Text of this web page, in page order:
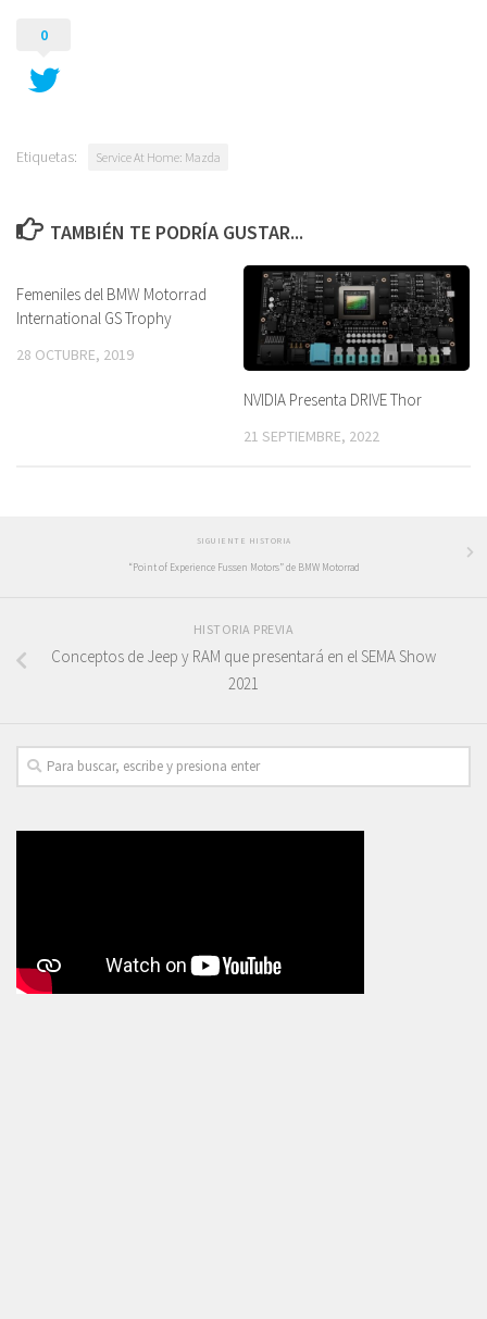
0
Etiquetas: Service At Home: Mazda
TAMBIÉN TE PODRÍA GUSTAR...
Femeniles del BMW Motorrad
International GS Trophy
28 OCTUBRE, 2019
NVIDIA Presenta DRIVE Thor
21 SEPTIEMBRE, 2022
SIGUIENTE HISTORIA
“Point of Experience Fussen Motors” de BMW Motorrad
HISTORIA PREVIA
Conceptos de Jeep y RAM que presentará en el SEMA Show
2021